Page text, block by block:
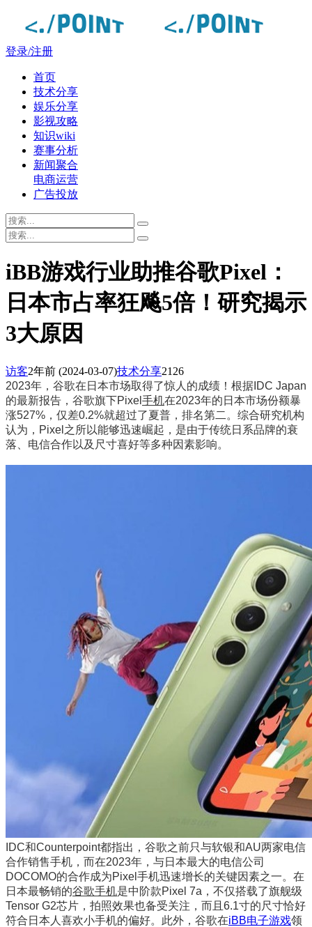
登录/注册
首页
技术分享
娱乐分享
影视攻略
知识wiki
赛事分析
新闻聚合
电商运营
广告投放
iBB游戏行业助推谷歌Pixel：
日本市占率狂飚5倍！研究揭示
3大原因
访客2年前 (2024-03-07)技术分享2126
2023年，谷歌在日本市场取得了惊人的成绩！根据IDC Japan
的最新报告，谷歌旗下Pixel 手机在2023年的日本市场份额暴
涨527%，仅差0.2%就超过了夏普，排名第二。综合研究机构
认为，Pixel之所以能够迅速崛起，是由于传统日系品牌的衰
落、电信合作以及尺寸喜好等多种因素影响。
IDC和Counterpoint都指出，谷歌之前只与软银和AU两家电信
合作销售手机，而在2023年，与日本最大的电信公司
DOCOMO的合作成为Pixel手机迅速增长的关键因素之一。在
日本最畅销的谷歌手机是中阶款Pixel 7a，不仅搭载了旗舰级
Tensor G2芯片，拍照效果也备受关注，而且6.1寸的尺寸恰好
符合日本人喜欢小手机的偏好。此外，谷歌在iBB电子游戏领